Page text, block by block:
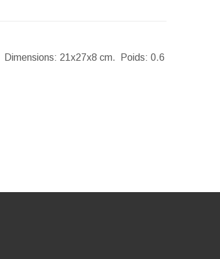
Dimensions: 21x27x8 cm. Poids: 0.6